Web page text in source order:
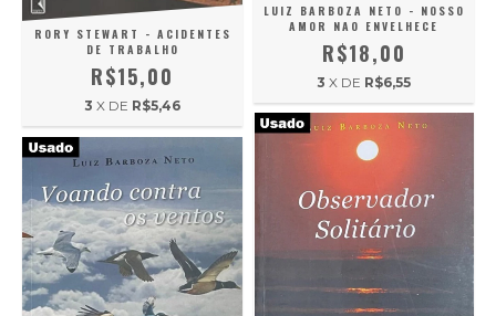
RORY STEWART - ACIDENTES
DE TRABALHO
R$15,00
3 X DE R$5,46
LUIZ BARBOZA NETO - NOSSO
AMOR NAO ENVELHECE
R$18,00
3 X DE R$6,55